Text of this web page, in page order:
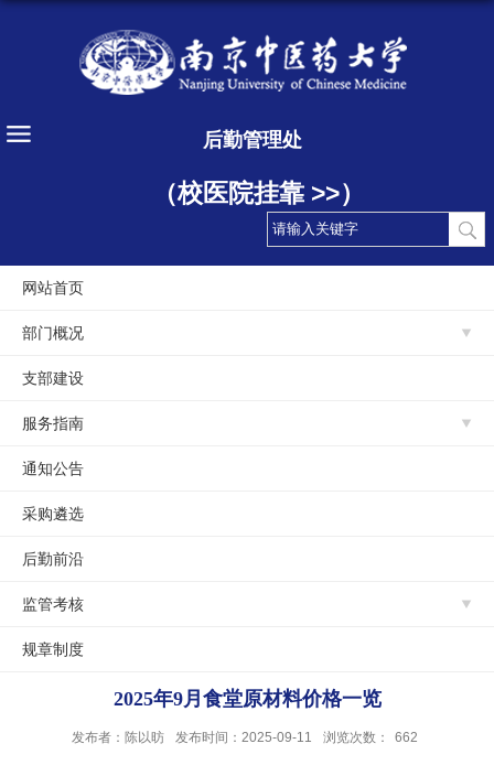
后勤管理处
（校医院挂靠 >>）
网站首页
部门概况
支部建设
服务指南
通知公告
采购遴选
后勤前沿
监管考核
规章制度
2025年9月食堂原材料价格一览
发布者：陈以昉 发布时间：2025-09-11 浏览次数： 662